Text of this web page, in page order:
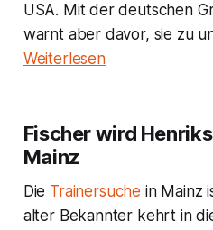
USA. Mit der deutschen
warnt aber davor, sie zu
Weiterlesen
Fischer wird
Mainz
Die Trainersuche in Mainz
alter Bekannter kehrt in